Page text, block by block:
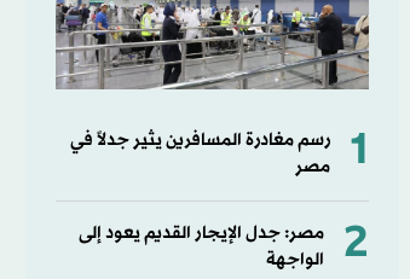
1
رسم مغادرة المسافرين يثير جدلاً في
مصر
2
مصر: جدل الإيجار القديم يعود إلى
الواجهة